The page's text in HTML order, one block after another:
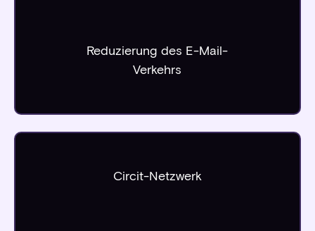
Reduzierung des E-Mail-
Verkehrs
Circit-Netzwerk